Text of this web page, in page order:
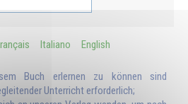
Italiano English
Buch erlernen zu können sind
Unterricht erforderlich;